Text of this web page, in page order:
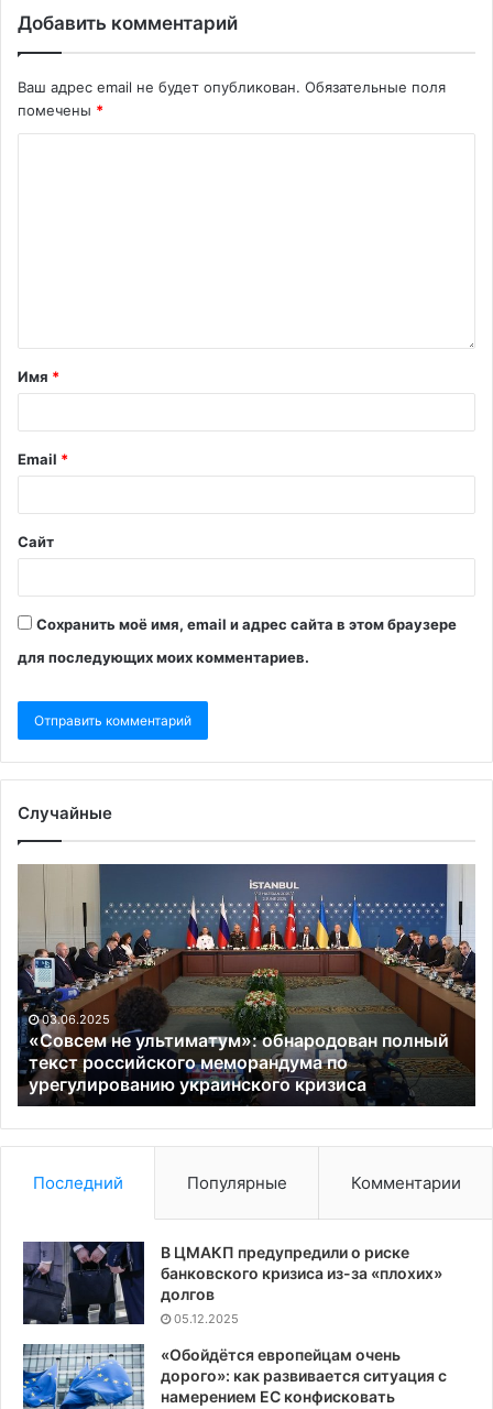
Добавить комментарий
Ваш адрес email не будет опубликован. Обязательные поля
помечены *
Имя *
Email *
Сайт
Сохранить моё имя, email и адрес сайта в этом браузере
для последующих моих комментариев.
Случайные
ультиматум»:
обнародован
полный
текст
российского
меморандума
по
урегулированию
украинского
кризиса
03.06.2025
«Совсем не ультиматум»: обнародован полный
текст российского меморандума по
урегулированию украинского кризиса
Последний Популярные Комментарии
В ЦМАКП предупредили о риске
банковского кризиса из-за «плохих»
долгов
05.12.2025
«Обойдётся европейцам очень
дорого»: как развивается ситуация с
намерением ЕС конфисковать